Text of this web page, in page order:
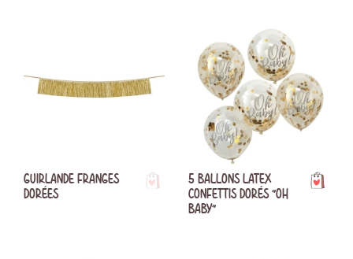
GUIRLANDE FRANGES
DORÉES
5 BALLONS LATEX
CONFETTIS DORÉS "OH
BABY"